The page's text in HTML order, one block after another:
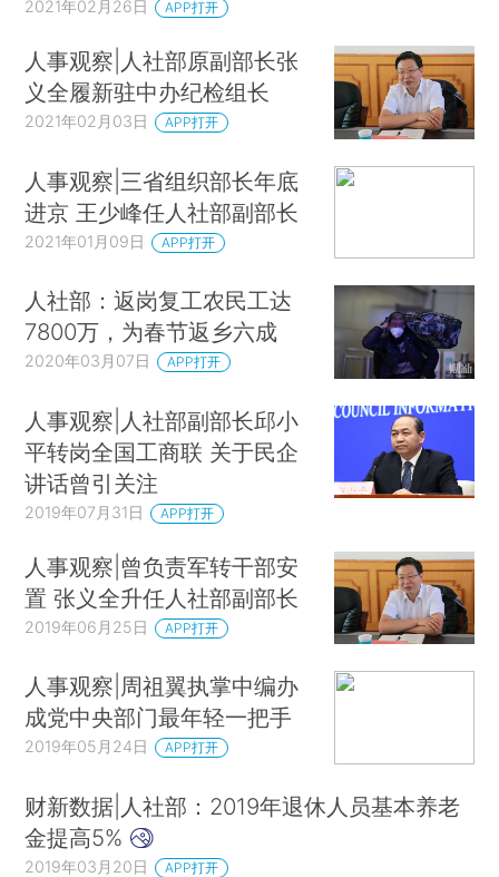
2021年02月26日 APP打开
人事观察|人社部原副部长张
义全履新驻中办纪检组长
2021年02月03日 APP打开
人事观察|三省组织部长年底
进京 王少峰任人社部副部长
2021年01月09日 APP打开
人社部：返岗复工农民工达
7800万，为春节返乡六成
2020年03月07日 APP打开
人事观察|人社部副部长邱小
平转岗全国工商联 关于民企
讲话曾引关注
2019年07月31日 APP打开
人事观察|曾负责军转干部安
置 张义全升任人社部副部长
2019年06月25日 APP打开
人事观察|周祖翼执掌中编办
成党中央部门最年轻一把手
2019年05月24日 APP打开
财新数据|人社部：2019年退休人员基本养老
金提高5%
2019年03月20日 APP打开